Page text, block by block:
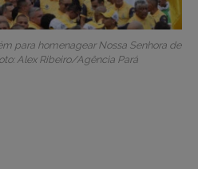
para homenagear Nossa Senhora de
Alex Ribeiro/Agência Pará